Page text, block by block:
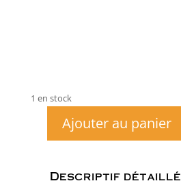
1 en stock
quantité
turquoise
Ajouter au panier
Descriptif détaillé